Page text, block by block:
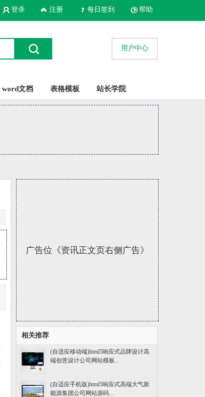
帮助
每日签到
注册
登录
用户中心
word文档 表格模板
站长学院
广告位《资讯正文页右侧广告》
相关推荐
(自适应移动端)html5响应式品牌设计高
端创意设计公司网站模板...
(自适应手机版)html5响应式高端大气新
能源集团公司网站源码...